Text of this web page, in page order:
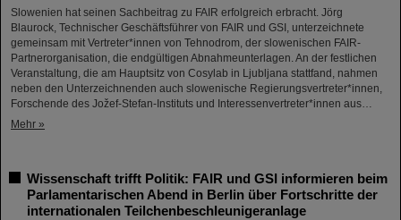
Slowenien hat seinen Sachbeitrag zu FAIR erfolgreich erbracht. Jörg
Blaurock, Technischer Geschäftsführer von FAIR und GSI, unterzeichnete
gemeinsam mit Vertreter*innen von Tehnodrom, der slowenischen FAIR-
Partnerorganisation, die endgültigen Abnahmeunterlagen. An der festlichen
Veranstaltung, die am Hauptsitz von Cosylab in Ljubljana stattfand, nahmen
neben den Unterzeichnenden auch slowenische Regierungsvertreter*innen,
Forschende des Jožef-Stefan-Instituts und Interessenvertreter*innen aus…
Mehr »
Wissenschaft trifft Politik: FAIR und GSI informieren beim
Parlamentarischen Abend in Berlin über Fortschritte der
internationalen Teilchenbeschleunigeranlage